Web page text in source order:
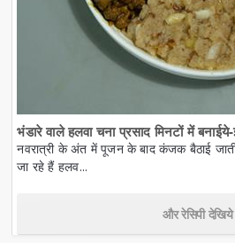
भंडारे वाले हलवा चना प्रसाद मिनटों में
नवरात्री के अंत में पूजन के बाद कंजक बैठाई
जा रहे हैं हलव...
और रेसिपी देखिये